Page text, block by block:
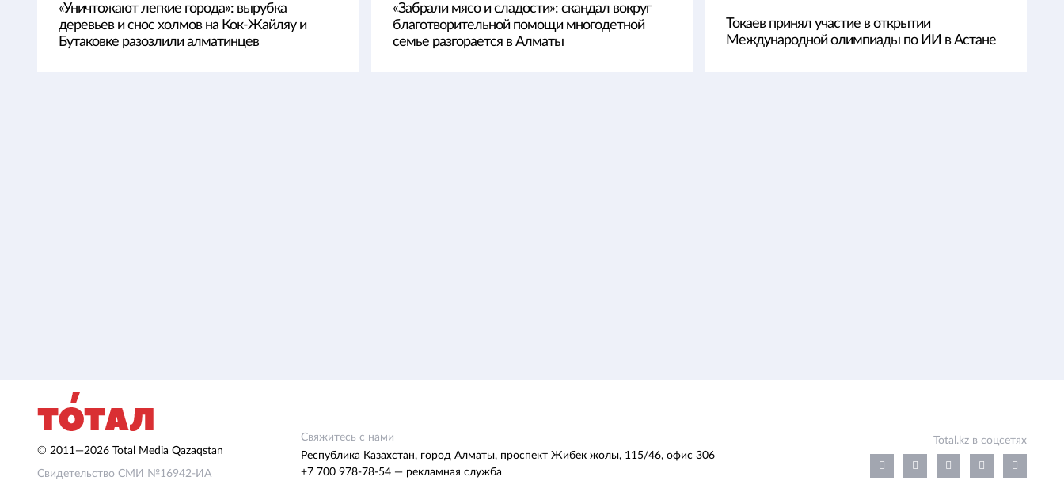
«Уничтожают легкие города»: вырубка
деревьев и снос холмов на Кок-Жайляу и
Бутаковке разозлили алматинцев
«Забрали мясо и сладости»: скандал вокруг
благотворительной помощи многодетной
семье разгорается в Алматы
Токаев принял участие в открытии
Международной олимпиады по ИИ в Астане
© 2011—2026 Total Media Qazaqstan
Свидетельство СМИ №16942-ИА
Свяжитесь с нами
Республика Казахстан, город Алматы, проспект Жибек жолы, 115/46, офис 306
+7 700 978-78-54 — рекламная служба
Total.kz в соцсетях